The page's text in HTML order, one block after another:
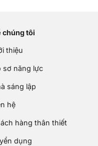
chúng tôi
thiệu
sơ năng lực
sáng lập
hệ
hàng thân thiết
dụng